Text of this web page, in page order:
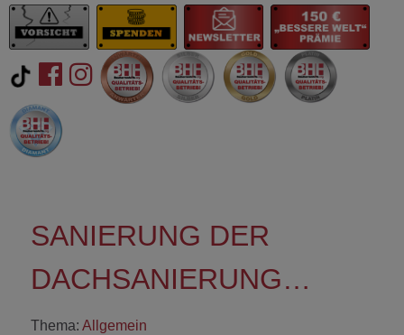
SANIERUNG DER
DACHSANIERUNG…
Thema: Allgemein